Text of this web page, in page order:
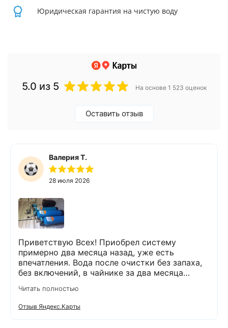
Юридическая гарантия на чистую воду
5.0 из 5 На основе 1 523 оценок
Оставить отзыв
Валерия Т.
28 июля 2026
Приветствую Всех! Приобрел систему
примерно два месяца назад, уже есть
впечатления. Вода после очистки без запаха,
без включений, в чайнике за два месяца
работает. Оборудование, несмотря на
размеры, поставили компактно, сбоев не
было. Спасибо Экодару за хорошую работу.
Читать полностью
Отзыв Яндекс.Карты